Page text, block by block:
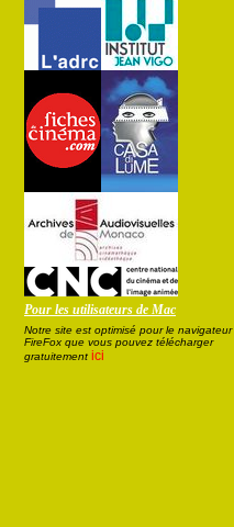
Pour les utilisateurs de Mac
Notre site est optimisé pour le navigateur
FireFox que vous pouvez télécharger
gratuitement ici